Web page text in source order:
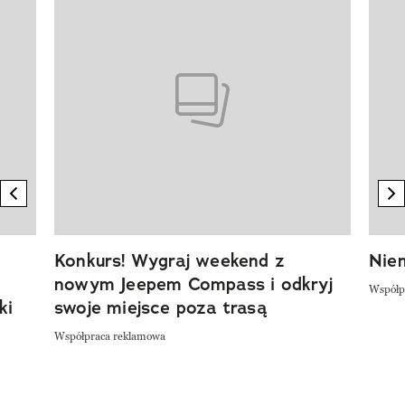
previous element
Konkurs! Wygraj weekend z
nowym Jeepem Compass i odkryj
swoje miejsce poza trasą
Współpraca reklamowa